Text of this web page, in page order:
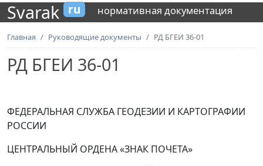
Svarak ru нормативная документация
Главная Руководящие документы РД БГЕИ 36-01
РД БГЕИ 36-01
ФЕДЕРАЛЬНАЯ СЛУЖБА ГЕОДЕЗИИ И КАРТОГРАФИИ
РОССИИ
ЦЕНТРАЛЬНЫЙ ОРДЕНА «ЗНАК ПОЧЕТА»